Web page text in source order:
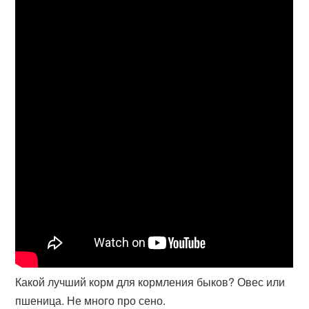
Какой лучший корм для кормления быков? Овес или
пшеница. Не много про сено.